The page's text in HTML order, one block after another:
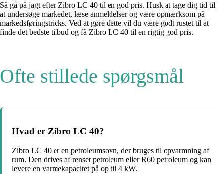
Så gå på jagt efter Zibro LC 40 til en god pris. Husk at tage dig tid til
at undersøge markedet, læse anmeldelser og være opmærksom på
markedsføringstricks. Ved at gøre dette vil du være godt rustet til at
finde det bedste tilbud og få Zibro LC 40 til en rigtig god pris.
Ofte stillede spørgsmål
Hvad er Zibro LC 40?
Zibro LC 40 er en petroleumsovn, der bruges til opvarmning af
rum. Den drives af renset petroleum eller R60 petroleum og kan
levere en varmekapacitet på op til 4 kW.